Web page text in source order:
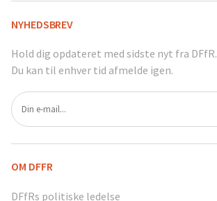
NYHEDSBREV
Hold dig opdateret med sidste nyt fra DFfR.
Du kan til enhver tid afmelde igen.
OM DFFR
DFfRs politiske ledelse